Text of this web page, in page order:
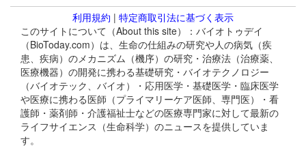
利用規約 | 特定商取引法に基づく表示
このサイトについて（About this site）：バイオトゥデイ
（BioToday.com）は、生命の仕組みの研究や人の病気（疾
患、疾病）のメカニズム（機序）の研究・治療法（治療薬、
医療機器）の開発に携わる基礎研究・バイオテクノロジー
（バイオテック、バイオ）・応用医学・基礎医学・臨床医学
や医療に携わる医師（プライマリーケア医師、専門医）・看
護師・薬剤師・介護福祉士などの医療専門家に対して最新の
ライフサイエンス（生命科学）のニュースを提供していま
す。